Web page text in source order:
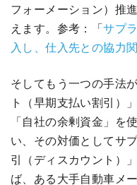
フォーメーション）推
えます。参考：「サプ
入し、仕入先との協力
そしてもう一つの手法
ト（早期支払い割引）
「自社の余剰資金」を
い、その対価としてサ
引（ディスカウント）
ば、ある大手自動車メ